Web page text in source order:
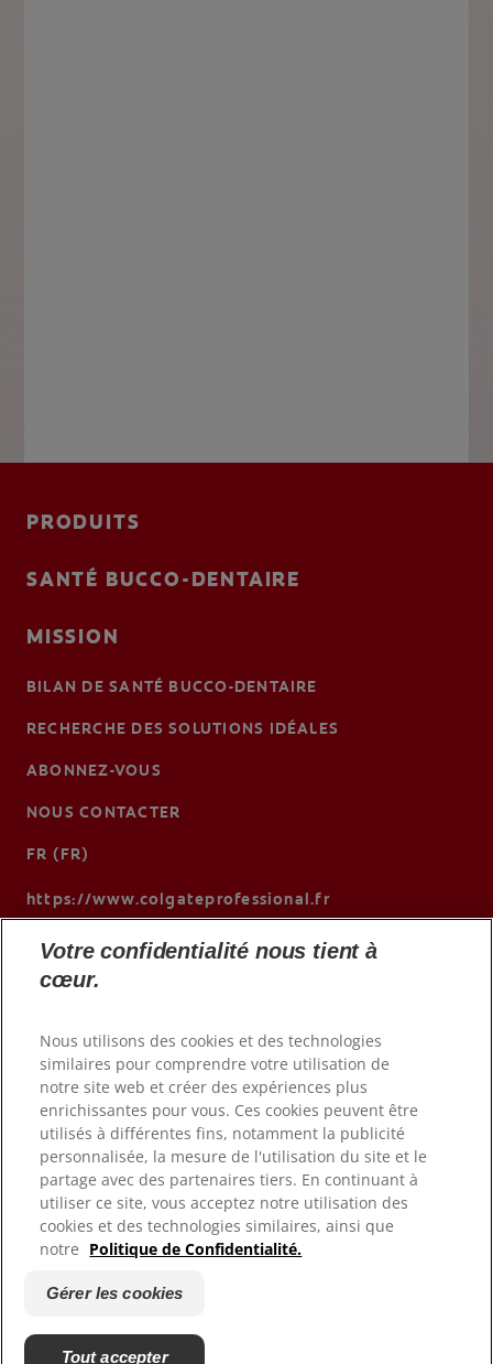
PRODUITS
SANTÉ BUCCO-DENTAIRE
MISSION
BILAN DE SANTÉ BUCCO-DENTAIRE
RECHERCHE DES SOLUTIONS IDÉALES
ABONNEZ-VOUS
NOUS CONTACTER
FR (FR)
https://www.colgateprofessional.fr
© 2026 Colgate-Palmolive Company. Tous droits réservés.
Conditions d'utilisation
Politique de confidentialité
Déclaration d'accessibilité
Fiche Produit relative aux qualité ou caractéristiques
Votre confidentialité nous tient à
cœur.
Nous utilisons des cookies et des technologies
similaires pour comprendre votre utilisation de
notre site web et créer des expériences plus
enrichissantes pour vous. Ces cookies peuvent être
utilisés à différentes fins, notamment la publicité
personnalisée, la mesure de l'utilisation du site et le
partage avec des partenaires tiers. En continuant à
utiliser ce site, vous acceptez notre utilisation des
cookies et des technologies similaires, ainsi que
notre Politique de Confidentialité.
Gérer les cookies
Tout accepter